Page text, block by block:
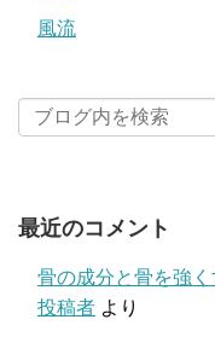
風流
最近のコメント
骨の成分と骨を強
投稿者 より